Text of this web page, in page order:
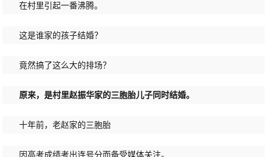
在村里引起一番沸腾。
这是谁家的孩子结婚？
竟然搞了这么大的排场？
原来，是村里赵振华家的三胞胎儿子同时结婚。
十年前，老赵家的三胞胎
因高考成绩考出连号分而备受媒体关注。